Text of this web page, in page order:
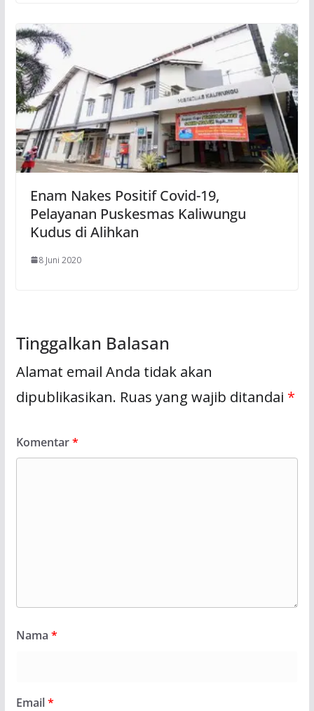
Enam Nakes Positif Covid-19,
Pelayanan Puskesmas Kaliwungu
Kudus di Alihkan
8 Juni 2020
Tinggalkan Balasan
Alamat email Anda tidak akan
dipublikasikan. Ruas yang wajib ditandai *
Komentar*
Nama *
Email*